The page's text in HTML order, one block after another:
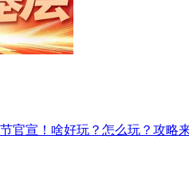
官宣！啥好玩？怎么玩？攻略